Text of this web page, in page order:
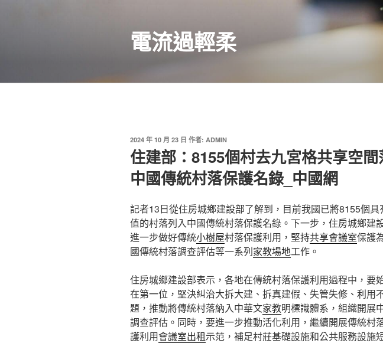
電流過輕柔
發
佈
於
2024 年 10 月 23 日 作者: ADMIN
住建部：8155個村去九宮格共享空
中國傳統村落保護名錄_中國網
記者13日從住房城鄉建設部了解到，目前我國已將8155個具
值的村落列入中國傳統村落保護名錄。下一步，住房城鄉建
進一步做好傳統小樹屋村落保護利用，堅持共享會議室保護
國傳統村落調查評估等一系列家教場地工作。
住房城鄉建設部表示，各地在傳統村落保護利用過程中，要
在第一位，堅決糾治大拆大建、拆真建假、失管失修、利用
題，推動將傳統村落納入中華文家教明標識體系，組織開展
調查評估。同時，要進一步推動活化利用，繼續開展傳統村
護利用會議室出租示范，補足村莊基礎設施和公共服務設施